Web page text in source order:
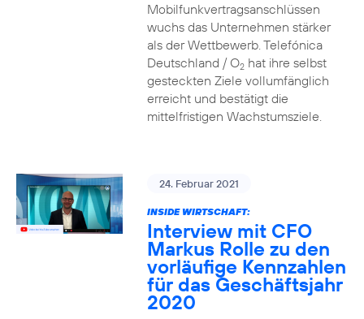
Mobilfunkvertragsanschlüssen
wuchs das Unternehmen stärker
als der Wettbewerb. Telefónica
Deutschland / O2hat ihre selbst
gesteckten Ziele vollumfänglich
erreicht und bestätigt die
mittelfristigen Wachstumsziele.
24. Februar 2021
INSIDE WIRTSCHAFT:
Interview mit CFO
Markus Rolle zu den
vorläufige Kennzahlen
für das Geschäftsjahr
2020